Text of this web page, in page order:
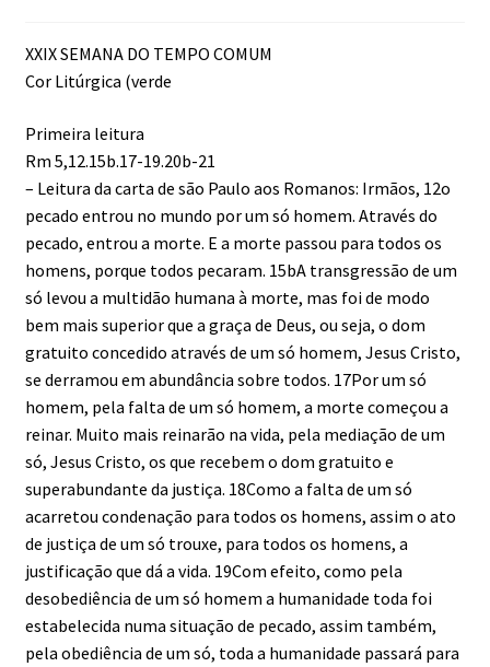
Pedidos de oração, testemunho ou música
XXIX SEMANA DO TEMPO COMUM
Cor Litúrgica (verde
Primeira leitura
Rm 5,12.15b.17-19.20b-21
– Leitura da carta de são Paulo aos Romanos: Irmãos, 12o
pecado entrou no mundo por um só homem. Através do
pecado, entrou a morte. E a morte passou para todos os
homens, porque todos pecaram. 15bA transgressão de um
só levou a multidão humana à morte, mas foi de modo
bem mais superior que a graça de Deus, ou seja, o dom
gratuito concedido através de um só homem, Jesus Cristo,
se derramou em abundância sobre todos. 17Por um só
homem, pela falta de um só homem, a morte começou a
reinar. Muito mais reinarão na vida, pela mediação de um
só, Jesus Cristo, os que recebem o dom gratuito e
superabundante da justiça. 18Como a falta de um só
acarretou condenação para todos os homens, assim o ato
de justiça de um só trouxe, para todos os homens, a
justificação que dá a vida. 19Com efeito, como pela
desobediência de um só homem a humanidade toda foi
estabelecida numa situação de pecado, assim também,
pela obediência de um só, toda a humanidade passará para